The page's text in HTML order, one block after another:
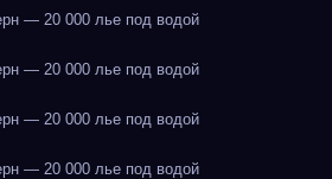
— 20 000 лье под водой
— 20 000 лье под водой
— 20 000 лье под водой
— 20 000 лье под водой